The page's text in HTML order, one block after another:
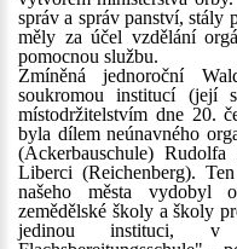
správ a správ panství, stály
měly za účel vzdělání
pomocnou službu.
Zmíněná jednoroční
soukromou institucí (její
místodržitelstvím dne 20.
byla dílem neúnavného
(Ackerbauschule) Rudolfa
Liberci (Reichenberg).
našeho města vydobyl
zemědělské školy a školy
jedinou instituci, v